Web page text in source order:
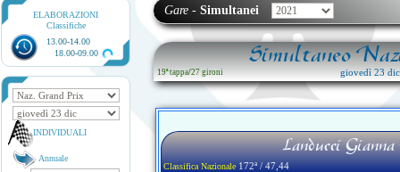
ELABORAZIONI
Classifiche
13.00-14.00
18.00-09.00
INDIVIDUALI
Annuale
Gare - Simultanei
Simultaneo
19ª tappa/27 gironi giovedì 23
Landucci
Classifica Nazionale172ª / 47,44